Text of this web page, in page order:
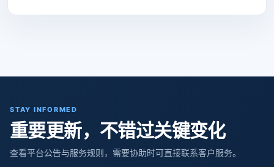
STAY INFORMED
重要更新，不错过关键变化
查看平台公告与服务规则，需要协助时可直接联系客户服务。